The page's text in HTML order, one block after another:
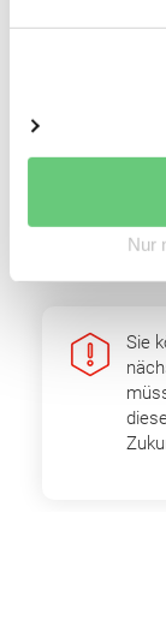
Nur
Hohe
Sie